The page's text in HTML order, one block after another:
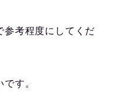
参考程度にしてくだ
す。